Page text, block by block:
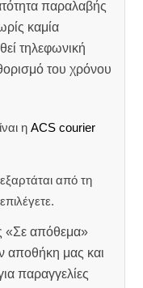
παραλαβής
καμία
τηλεφωνική
του χρόνου
ηACS courier
από τη
«Σε απόθεμα»
αποθήκη μας και
παραγγελίες